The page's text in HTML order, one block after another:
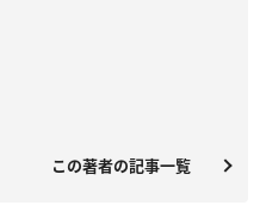
この著者の記事一覧